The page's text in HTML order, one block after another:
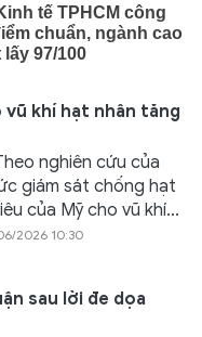
khí hạt nhân tăng
nghiên cứu của
giám sát chống hạt
của Mỹ cho vũ khí...
2026 10:30
sau lời đe dọa